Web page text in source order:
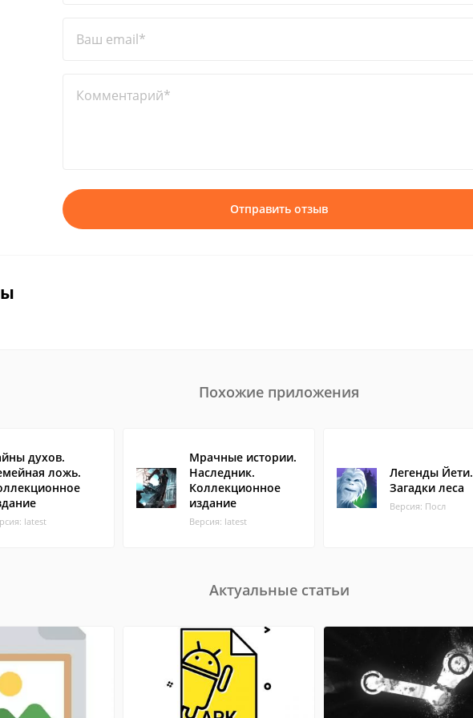
Ваш email*
Комментарий*
Отправить отзыв
Похожие приложения
духов.
ложь.
latest
Мрачные истории.
Наследник.
Коллекционное
издание
Версия: latest
Легенды Йети.
Загадки леса
Версия: Посл
Актуальные статьи